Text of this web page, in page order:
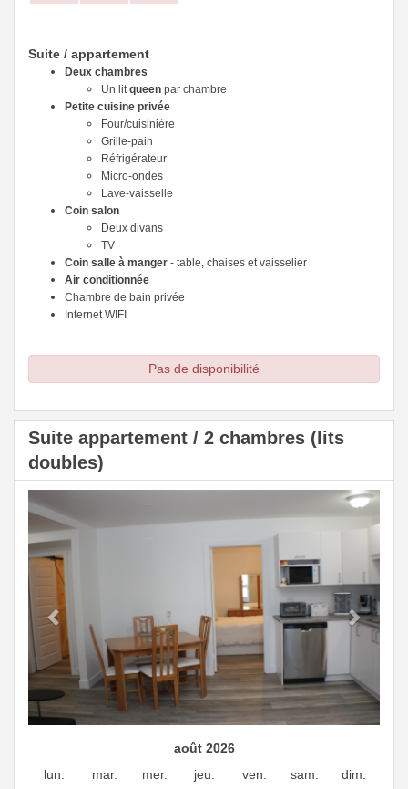
Suite / appartement
Deux chambres
Un litqueen par chambre
Petite cuisine privée
Four/cuisinière
Grille-pain
Réfrigérateur
Micro-ondes
Lave-vaisselle
Coin salon
Deux divans
TV
Coin salle à manger - table, chaises et vaisselier
Air conditionnée
Chambre de bain privée
Internet WIFI
Pas de disponibilité
Suite appartement / 2 chambres (lits
doubles)
Next
août 2026
lun.
mar. mer. jeu. ven. sam.
dim.